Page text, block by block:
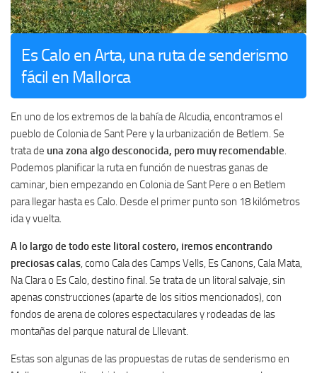
Es Calo en Arta, una ruta de senderismo
fácil en Mallorca
En uno de los extremos de la bahía de Alcudia, encontramos el
pueblo de Colonia de Sant Pere y la urbanización de Betlem. Se
trata de una zona algo desconocida, pero muy recomendable
Podemos planificar la ruta en función de nuestras ganas de
caminar, bien empezando en Colonia de Sant Pere o en Betlem
para llegar hasta es Calo. Desde el primer punto son 18 kilómetros
ida y vuelta.
A lo largo de todo este litoral costero, iremos encontrando
preciosas calas , como Cala des Camps Vells, Es Canons, Cala Mata,
Na Clara o Es Calo, destino final. Se trata de un litoral salvaje, sin
apenas construcciones (aparte de los sitios mencionados), con
fondos de arena de colores espectaculares y rodeadas de las
montañas del parque natural de Lllevant.
Estas son algunas de las propuestas de rutas de senderismo en